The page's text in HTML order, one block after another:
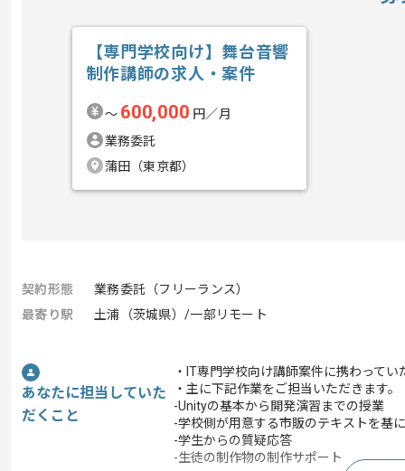
【専門学校向け】舞台音響
制作講師の求人・案件
〜 600,000 円／月
業務委託
蒲田（東京都）
契約形態
業務委託（フリーランス）
最寄り駅
土浦（茨城県）/一部リモート
あなたに担当していた
だくこと
・IT専門学校向け講師案件に携わってい
・主に下記作業をご担当いただきます。
-Unityの基本から開発演習までの授業
-学校側が用意する市販のテキストを基
-学生からの質疑応答
-生徒の制作物の制作サポート